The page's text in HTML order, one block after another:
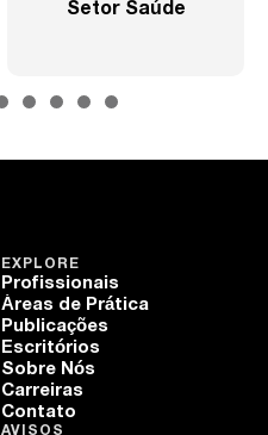
Setor Saúde
EXPLORE
Profissionais
Áreas de Prática
Publicações
Escritórios
Sobre Nós
Carreiras
Contato
AVISOS